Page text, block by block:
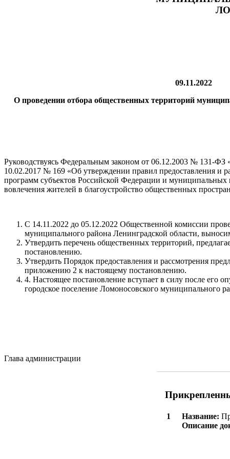
О проведении отбора общественных территорий
Руководствуясь Федеральным законом от 06.12.2003 № 131-
10.02.2017 № 169 «Об утверждении правил предоставления и
программ субъектов Российской Федерации и
вовлечения жителей в благоустройство общественных
С 14.11.2022 до 05.12.2022 Общественной комиссии
муниципального района Ленинградской области,
Утвердить перечень общественных территорий,
постановлению.
Утвердить Порядок предоставления и рассмотрения
приложению 2 к настоящему постановлению.
4. Настоящее постановление вступает в силу после его
городское поселение Ломоносовского муниципального
Глава администрации Д.А.
1 Название:
Описание